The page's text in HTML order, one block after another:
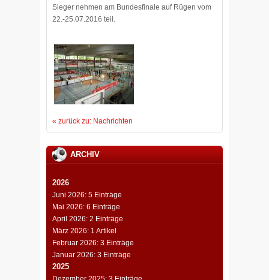
Sieger nehmen am Bundesfinale auf Rügen vom
22.-25.07.2016 teil.
« zurück zu: Nachrichten
ARCHIV
2026
Juni 2026: 5 Einträge
Mai 2026: 6 Einträge
April 2026: 2 Einträge
März 2026: 1 Artikel
Februar 2026: 3 Einträge
Januar 2026: 3 Einträge
2025